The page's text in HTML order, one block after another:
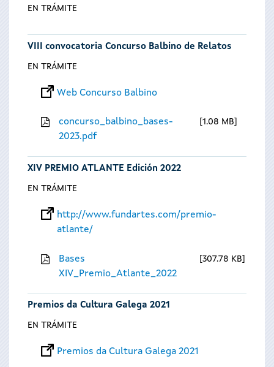
EN TRÁMITE
VIII convocatoria Concurso Balbino de Relatos
EN TRÁMITE
Web Concurso Balbino
concurso_balbino_bases-
2023.pdf
1.08 MB
XIV PREMIO ATLANTE Edición 2022
EN TRÁMITE
http://www.fundartes.com/premio-
atlante/
Bases
XIV_Premio_Atlante_2022
307.78 KB
Premios da Cultura Galega 2021
EN TRÁMITE
Premios da Cultura Galega 2021